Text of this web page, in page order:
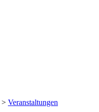
> Veranstaltungen